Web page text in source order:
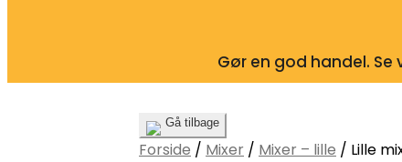
Gør en god handel.
Gå tilbage
Forside / Mixer / Mixer – lille / Lille